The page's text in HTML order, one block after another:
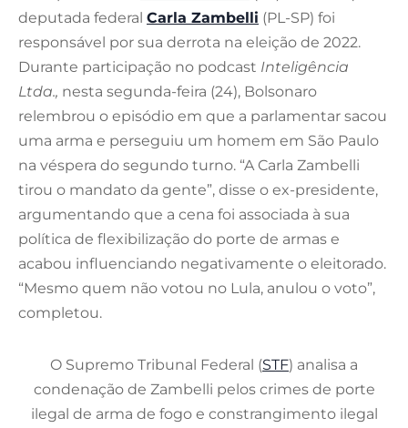
deputada federal Carla Zambelli (PL-SP) foi
responsável por sua derrota na eleição de 2022.
Durante participação no podcast Inteligência
Ltda., nesta segunda-feira (24), Bolsonaro
relembrou o episódio em que a parlamentar sacou
uma arma e perseguiu um homem em São Paulo
na véspera do segundo turno. “A Carla Zambelli
tirou o mandato da gente”, disse o ex-presidente,
argumentando que a cena foi associada à sua
política de flexibilização do porte de armas e
acabou influenciando negativamente o eleitorado.
“Mesmo quem não votou no Lula, anulou o voto”,
completou.
O Supremo Tribunal Federal (STF) analisa a
condenação de Zambelli pelos crimes de porte
ilegal de arma de fogo e constrangimento ilegal